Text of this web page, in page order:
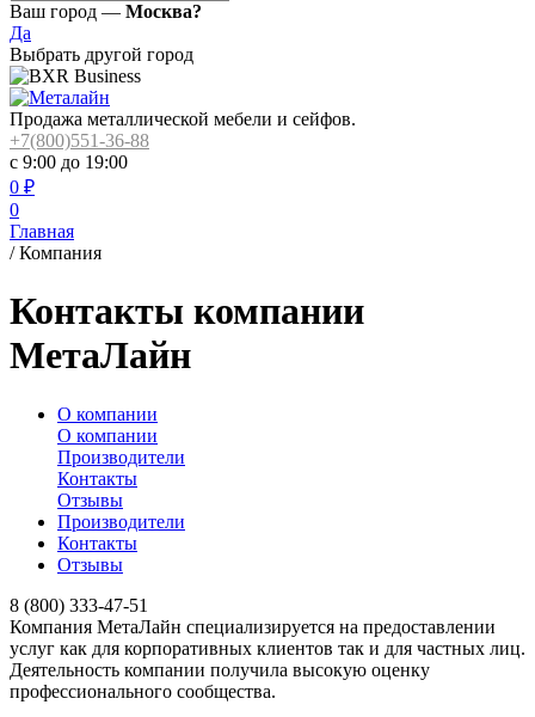
Ваш город — Москва?
Да
Выбрать другой город
Продажа металлической мебели и сейфов.
+7(800)551-36-88
с 9:00 до 19:00
0 ₽
0
Главная
/ Компания
Контакты компании
МетаЛайн
О компании
О компании
Производители
Контакты
Отзывы
Производители
Контакты
Отзывы
8 (800) 333-47-51
Компания МетаЛайн специализируется на предоставлении
услуг как для корпоративных клиентов так и для частных лиц.
Деятельность компании получила высокую оценку
профессионального сообщества.